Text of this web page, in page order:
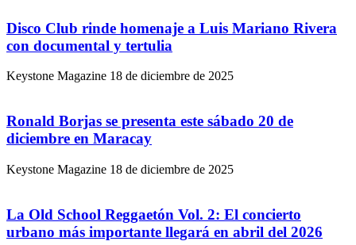
Disco Club rinde homenaje a Luis Mariano Rivera
con documental y tertulia
Keystone Magazine 18 de diciembre de 2025
Ronald Borjas se presenta este sábado 20 de
diciembre en Maracay
Keystone Magazine 18 de diciembre de 2025
La Old School Reggaetón Vol. 2: El concierto
urbano más importante llegará en abril del 2026